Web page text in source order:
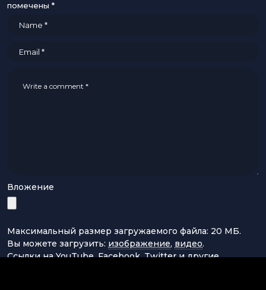
помечены *
Вложение
Максимальный размер загружаемого файла: 20 МБ.
Вы можете загрузить: изображение, видео.
Ссылки на YouTube, Facebook, Twitter и другие